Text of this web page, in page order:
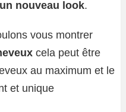
nouveau look.
vous montrer
cela peut être
au maximum et le
et unique